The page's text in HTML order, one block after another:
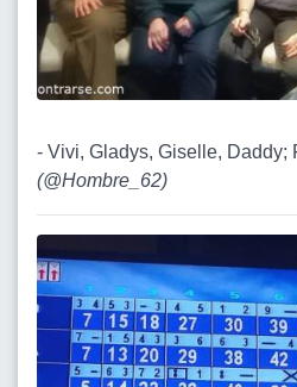
- Vivi, Gladys, Giselle, Daddy;
(@Hombre_62)